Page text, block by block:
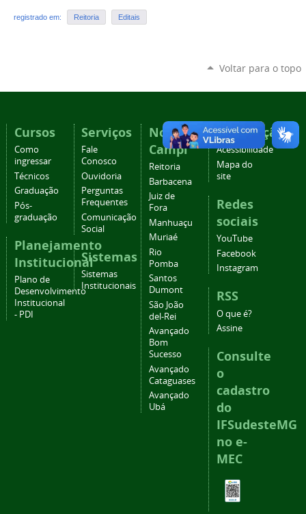
registrado em: Reitoria Editais
Voltar para o topo
Cursos
Como
ingressar
Técnicos
Graduação
Pós-
graduação
Planejamento
Institucional
Plano de
Desenvolvimento
Institucional
- PDI
Serviços
Fale
Conosco
Ouvidoria
Perguntas
Frequentes
Comunicação
Social
Sistemas
Sistemas
Institucionais
Nossos
Campi
Reitoria
Barbacena
Juiz de
Fora
Manhuaçu
Muriaé
Rio
Pomba
Santos
Dumont
São João
del-Rei
Avançado
Bom
Sucesso
Avançado
Cataguases
Avançado
Ubá
Navegação
Acessibilidade
Mapa do
site
Redes
sociais
YouTube
Facebook
Instagram
RSS
O que é?
Assine
Consulte
o
cadastro
do
IFSudesteMG
no e-
MEC